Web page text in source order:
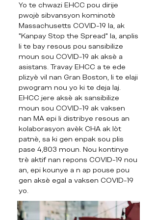
Yo te chwazi EHCC pou dirije
pwojè sibvansyon kominotè
Massachusetts COVID-19 la, ak
"Kanpay Stop the Spread" la, anplis
li te bay resous pou sansibilize
moun sou COVID-19 ak aksè a
asistans. Travay EHCC a te ede
plizyè vil nan Gran Boston, li te elaji
pwogram nou yo ki te deja laj.
EHCC jere aksè ak sansibilize
moun sou COVID-19 ak vaksen
nan MA epi li distribye resous an
kolaborasyon avèk CHA ak lòt
patnè, sa ki gen enpak sou plis
pase 4,803 moun. Nou kontinye
trè aktif nan repons COVID-19 nou
an, epi kounye a n ap pouse pou
gen aksè egal a vaksen COVID-19
yo.